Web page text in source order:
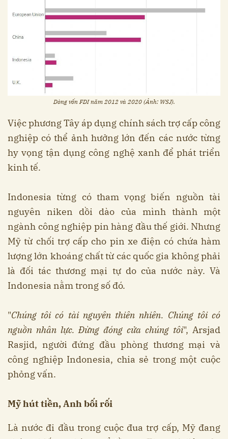
Dòng vốn FDI năm 2012 và 2020 (Ảnh: WSJ).
Việc phương Tây áp dụng chính sách trợ cấp công
nghiệp có thể ảnh hưởng lớn đến các nước từng
hy vọng tận dụng công nghệ xanh để phát triển
kinh tế.
Indonesia từng có tham vọng biến nguồn tài
nguyên niken dồi dào của mình thành một
ngành công nghiệp pin hàng đầu thế giới. Nhưng
Mỹ từ chối trợ cấp cho pin xe điện có chứa hàm
lượng lớn khoáng chất từ các quốc gia không phải
là đối tác thương mại tự do của nước này. Và
Indonesia nằm trong số đó.
"Chúng tôi có tài nguyên thiên nhiên. Chúng tôi có
nguồn nhân lực. Đừng đóng cửa chúng tôi", Arsjad
Rasjid, người đứng đầu phòng thương mại và
công nghiệp Indonesia, chia sẻ trong một cuộc
phỏng vấn.
Mỹ hút tiền, Anh bối rối
Là nước đi đầu trong cuộc đua trợ cấp, Mỹ đang